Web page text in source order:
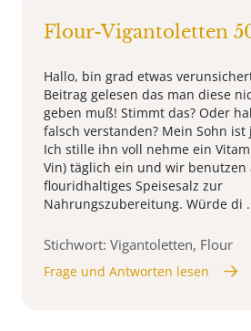
Flour-Vigantoletten
Hallo, bin grad etwas
Beitrag gelesen das man diese
geben muß! Stimmt das? Oder
falsch verstanden? Mein Sohn ist
Ich stille ihn voll nehme ein
Vin) täglich ein und wir benutzen
flouridhaltiges Speisesalz zur
Nahrungszubereitung. Würde di
Stichwort: Vigantoletten, Flour
Frage und Antworten lesen